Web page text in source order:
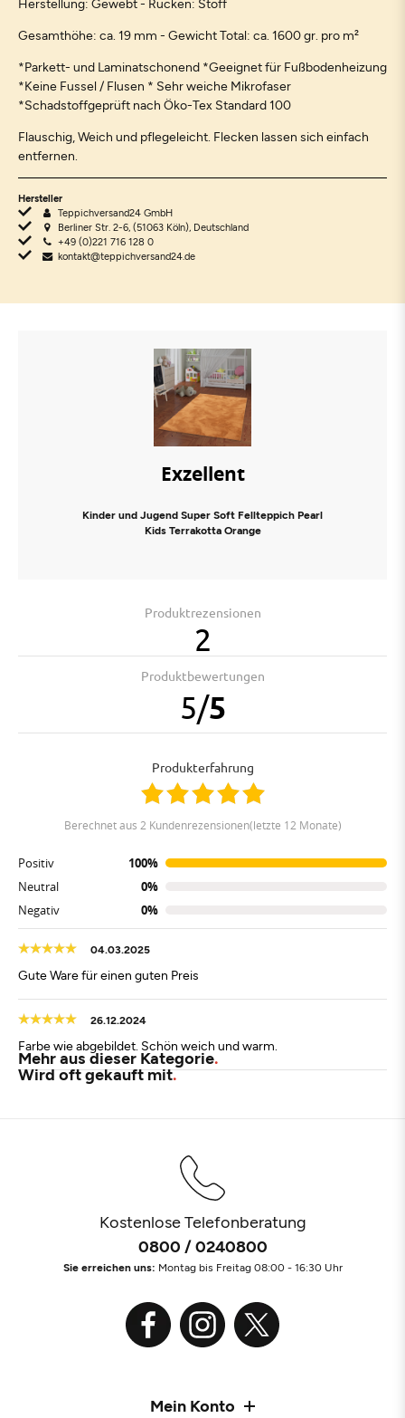
Herstellung: Gewebt - Rücken: Stoff
Gesamthöhe: ca. 19 mm - Gewicht Total: ca. 1600 gr. pro m²
*Parkett- und Laminatschonend *Geeignet für Fußbodenheizung
*Keine Fussel / Flusen * Sehr weiche Mikrofaser
*Schadstoffgeprüft nach Öko-Tex Standard 100
Flauschig, Weich und pflegeleicht. Flecken lassen sich einfach
entfernen.
Hersteller
Teppichversand24 GmbH
Berliner Str. 2-6, (51063 Köln), Deutschland
+49 (0)221 716 128 0
kontakt@teppichversand24.de
Exzellent
Kinder und Jugend Super Soft Fellteppich Pearl
Kids Terrakotta Orange
Produktrezensionen
2
Produktbewertungen
5/5
Produkterfahrung
berechnet aus 2 Kundenrezensionen(letzte 12 Monate)
Positiv
100%
Neutral
0%
Negativ
0%
04.03.2025
Gute Ware für einen guten Preis
26.12.2024
Farbe wie abgebildet. Schön weich und warm.
Mehr aus dieser Kategorie
Wird oft gekauft mit
Kostenlose Telefonberatung
0800 / 0240800
Sie erreichen uns: Montag bis Freitag 08:00 - 16:30 Uhr
Mein Konto